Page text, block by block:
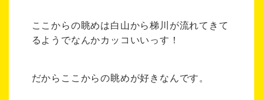
ここからの眺めは白山から梯川が流れてきて
るようでなんかカッコいいっす！
だからここからの眺めが好きなんです。